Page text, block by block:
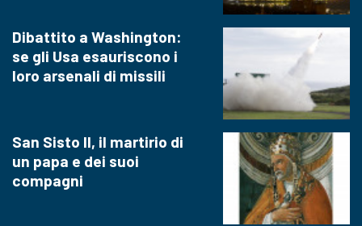
Dibattito a Washington:
se gli Usa esauriscono i
loro arsenali di missili
San Sisto II, il martirio di
un papa e dei suoi
compagni